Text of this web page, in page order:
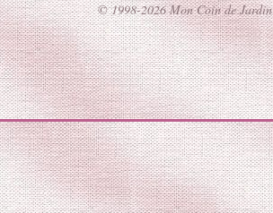
© 1998-2026 Mon Coin de Jardin